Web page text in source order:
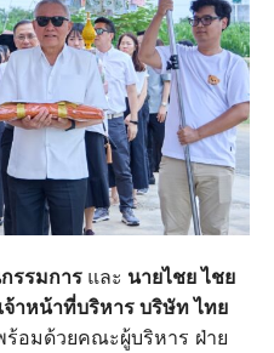
รรมการ และ นายไชย ไชย
าหน้าที่บริหาร บริษัท ไทย
ร้อมด้วยคณะผู้บริหาร ฝ่าย